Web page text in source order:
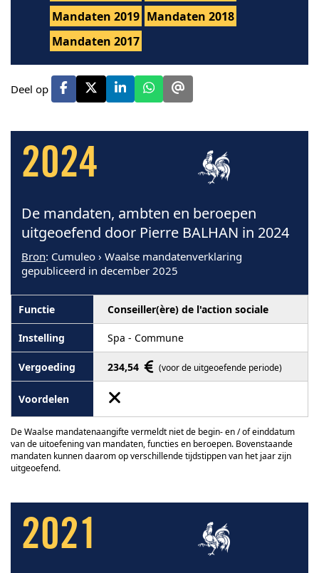
Mandaten 2019 Mandaten 2018
Mandaten 2017
Deel op
2024
De mandaten, ambten en beroepen
uitgeoefend door Pierre BALHAN in 2024
Bron: Cumuleo › Waalse mandatenverklaring
gepubliceerd in december 2025
Conseiller(ère) de l'action sociale
Spa - Commune
234,54 (voor de uitgeoefende periode)
De Waalse mandatenaangifte vermeldt niet de begin- en / of einddatum
van de uitoefening van mandaten, functies en beroepen. Bovenstaande
mandaten kunnen daarom op verschillende tijdstippen van het jaar zijn
uitgeoefend.
2021